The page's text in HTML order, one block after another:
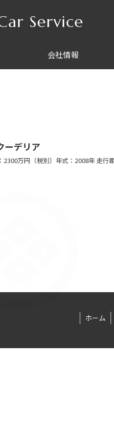
Service
会社情報
ーデリア
2300万円（税別）年式：2008年 走行
ホーム